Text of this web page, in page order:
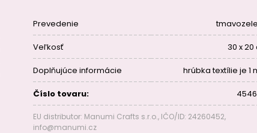
Prevedenie
Veľkosť 30 x 20
Doplňujúce informácie hrúbka textílie je 1
Číslo tovaru:
EU distributor: Manumi Crafts s.r.o., IČO/ID: 24260452,
info@manumi.cz